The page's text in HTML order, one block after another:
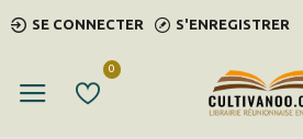
SE CONNECTER S'ENREGISTRER
0